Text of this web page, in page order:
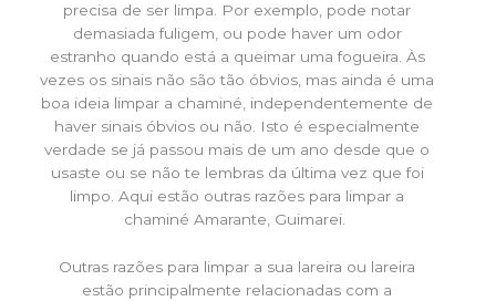
precisa de ser limpa. Por exemplo, pode notar
demasiada fuligem, ou pode haver um odor
estranho quando está a queimar uma fogueira. Às
vezes os sinais não são tão óbvios, mas ainda é uma
boa ideia limpar a chaminé, independentemente de
haver sinais óbvios ou não. Isto é especialmente
verdade se já passou mais de um ano desde que o
usaste ou se não te lembras da última vez que foi
limpo. Aqui estão outras razões para limpar a
chaminé Amarante, Guimarei.
Outras razões para limpar a sua lareira ou lareira
estão principalmente relacionadas com a